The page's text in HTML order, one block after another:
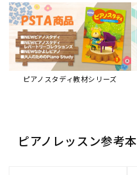
ピアノスタディ教材シリーズ
ピアノレッスン参考本